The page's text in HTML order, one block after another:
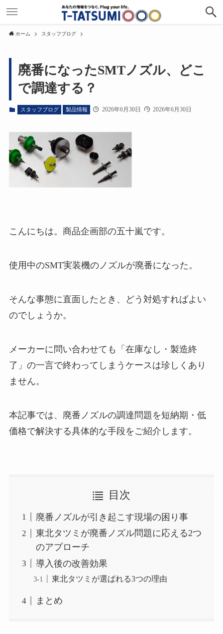
ホーム スタッフブログ
廃番になったSMTノズル、どこ
で調達する？
スタッフブログ 製品情報 2026年6月30日 2026年6月30日
こんにちは。商品企画部の五十嵐です。
使用中のSMT実装機のノズルが廃番になった。
そんな事態に直面したとき、どう対処すればよい
のでしょうか。
メーカーに問い合わせても「在庫なし・製造終
了」の一言で終わってしまうケースは珍しくあり
ません。
本記事では、廃番ノズルの調達問題を短納期・低
価格で解決する具体的な手段をご紹介します。
目次
廃番ノズルが引き起こす現場の困り事
東北タツミが廃番ノズル問題に応える2つ
のアプローチ
導入後の改善効果
東北タツミが選ばれる3つの理由
まとめ